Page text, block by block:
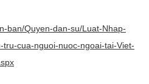
ban/Quyen-dan-su/Luat-Nhap-
cua-nguoi-nuoc-ngoai-tai-Viet-